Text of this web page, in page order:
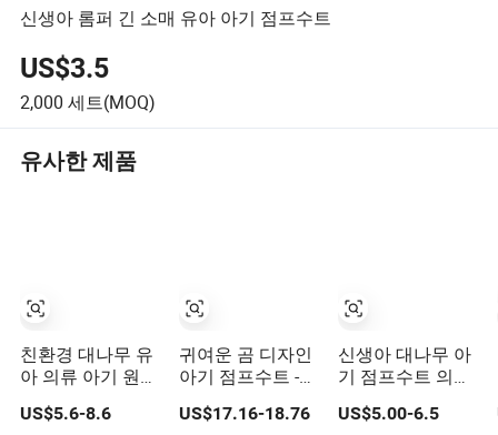
신생아 롬퍼 긴 소매 유아 아기 점프수트
US$3.5
2,000 세트(MOQ)
유사한 제품
친환경 대나무 유
아 의류 아기 원피
스 로퍼 아기 의상
US$5.6-8.6
귀여운 곰 디자인
아기 점프수트 -
아기 따뜻한 원피
스 겨울 의류
US$17.16-18.76
신생아 대나무 아
기 점프수트 의류
아기 바디수트 지
퍼 발가락 원피스
US$5.00-6.5